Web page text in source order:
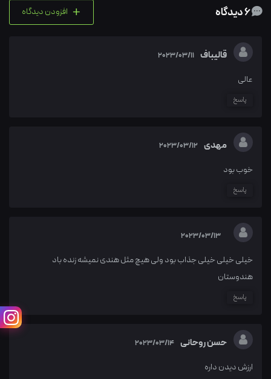
+ افزودن دیدگاه
قالیباف 2023/03/11
عالی
پاسخ
مهدی 2023/03/12
خوب بود
پاسخ
2023/03/13
خیلی خیلی خیلی جذاب بود ولی هیچ مثل هندی نمیشه زنده باد
هندوستان
پاسخ
حسن روحانی 2023/03/14
ارزش دیدن داره